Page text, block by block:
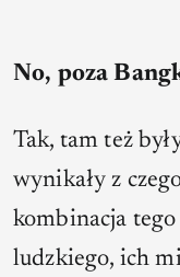
No, poza
Tak, tam też
wynikały z
kombinacja
ludzkiego, ich